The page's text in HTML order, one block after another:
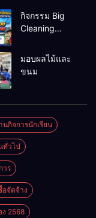
กิจกรรม Big
Cleaning
ป้องกันโรคไข้
มอบผลไม้และ
ขนม
นกิจการนักเรียน
ทั่วไป
าร
จัดจ้าง
2568